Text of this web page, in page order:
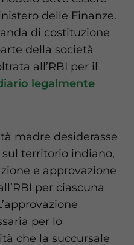
delle Finanze.
di costituzione
della società
all’RBI per il
legalmente
madre desiderasse
territorio indiano,
e approvazione
per ciascuna
per lo
che la succursale